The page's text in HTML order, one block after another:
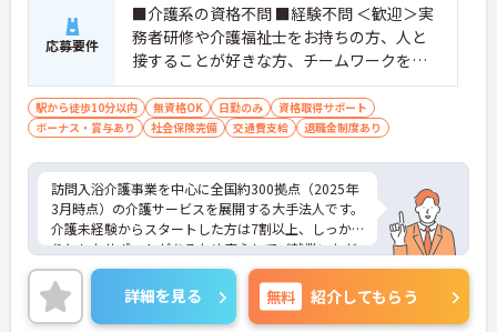
応募要件
■介護系の資格不問 ■経験不問 ＜歓迎＞実
務者研修や介護福祉士をお持ちの方、人と
接することが好きな方、チームワークを重
視する人
駅から徒歩10分以内 無資格OK 日勤のみ
資格取得サポート
ボーナス・賞与あり
社会保険完備 交通費支給 退職金制度あり
訪問入浴介護事業を中心に全国約300拠点（2025年
3月時点）の介護サービスを展開する大手法人です。
介護未経験からスタートした方は7割以上、しっか
りとしたサポートがあるため安心してご就業いただ
けます。お風呂に入れなくて困っている方に、手を
差し伸べてあげられるとてもやりがいのあるお仕事
です。ご興味ある方には、面接対策ポイントなど、
さらに詳細をお話しいたしますのでお気軽にご相談
詳細を見る 無料 紹介してもらう